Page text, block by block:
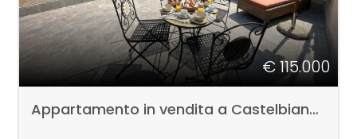
€ 115.000
Appartamento in vendita a Castelbianco